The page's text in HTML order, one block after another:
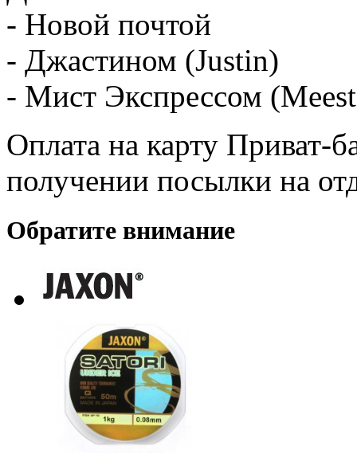
- Новой почтой
- Джастином (Justin)
- Мист Экспрессом
Оплата на карту Приват-
получении посылки на
Обратите внимание